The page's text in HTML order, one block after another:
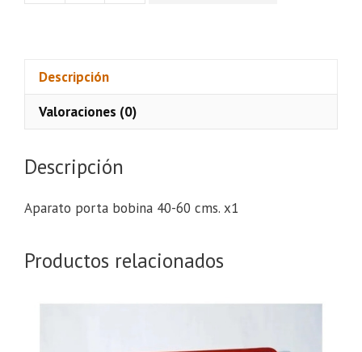
cms.
cantidad
Descripción
Valoraciones (0)
Descripción
Aparato porta bobina 40-60 cms. x1
Productos relacionados